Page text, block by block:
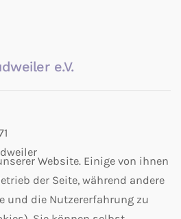
e.V.
Website. Einige von ihnen
der Seite, während andere
und die Nutzererfahrung zu